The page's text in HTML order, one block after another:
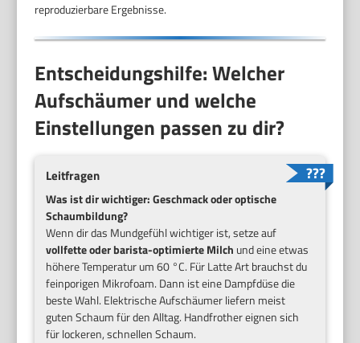
reproduzierbare Ergebnisse.
Entscheidungshilfe: Welcher
Aufschäumer und welche
Einstellungen passen zu dir?
Leitfragen
Was ist dir wichtiger: Geschmack oder optische
Schaumbildung?
Wenn dir das Mundgefühl wichtiger ist, setze auf
vollfette oder barista-optimierte Milch und eine etwas
höhere Temperatur um 60 °C. Für Latte Art brauchst du
feinporigen Mikrofoam. Dann ist eine Dampfdüse die
beste Wahl. Elektrische Aufschäumer liefern meist
guten Schaum für den Alltag. Handfrother eignen sich
für lockeren, schnellen Schaum.